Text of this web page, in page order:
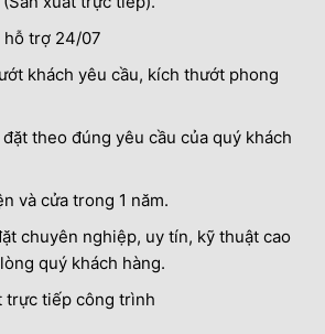
hỗ trợ 24/07
khách yêu cầu, kích thướt phong
theo đúng yêu cầu của quý khách
và cửa trong 1 năm.
chuyên nghiệp, uy tín, kỹ thuật cao
quý khách hàng.
trực tiếp công trình